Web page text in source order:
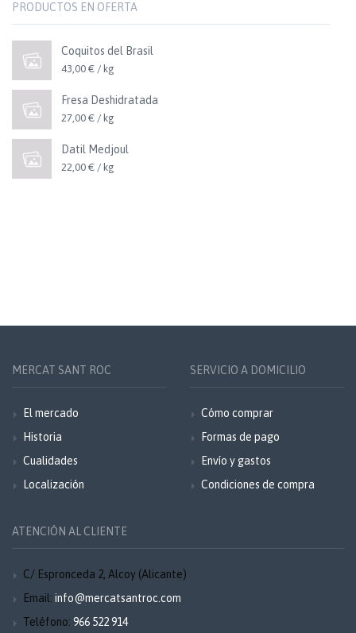
PRODUCTOS EN OFERTA
Coquitos del Brasil
43,00 € / kg
Fresa Deshidratada
27,00 € / kg
Datil Medjoul
22,00 € / kg
MERCAT SANT ROC
El mercado
Historia
Cualidades
Localización
SERVICIO A DOMICILIO
Cómo comprar
Formas de pago
Envío y gastos
Condiciones de compra
ATENCIÓN AL CLIENTE
C/ Espronceda 2, Alcoy (Alicante)
Email: info@mercatsantroc.com
Teléfono: 966 522 914